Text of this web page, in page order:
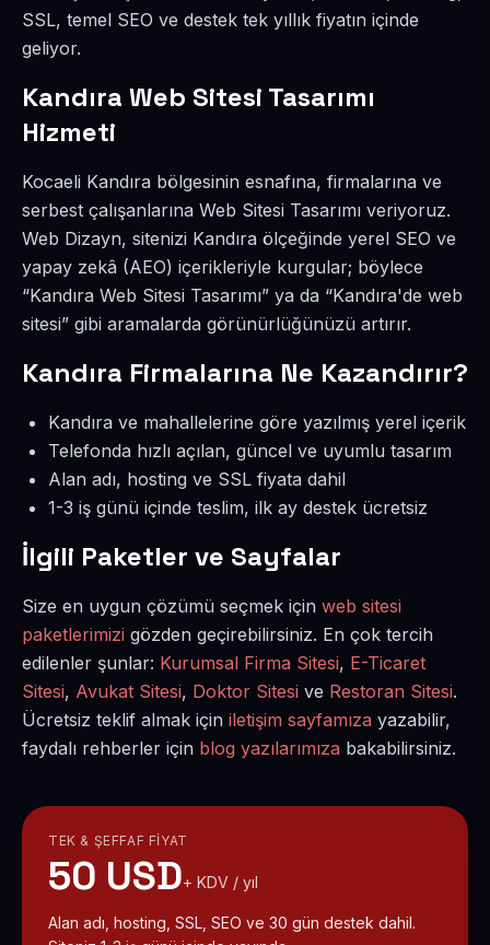
SSL, temel SEO ve destek tek yıllık fiyatın içinde
geliyor.
Kandıra Web Sitesi Tasarımı
Hizmeti
Kocaeli Kandıra bölgesinin esnafına, firmalarına ve
serbest çalışanlarına Web Sitesi Tasarımı veriyoruz.
Web Dizayn, sitenizi Kandıra ölçeğinde yerel SEO ve
yapay zekâ (AEO) içerikleriyle kurgular; böylece
“Kandıra Web Sitesi Tasarımı” ya da “Kandıra'de web
sitesi” gibi aramalarda görünürlüğünüzü artırır.
Kandıra Firmalarına Ne Kazandırır?
Kandıra ve mahallelerine göre yazılmış yerel içerik
Telefonda hızlı açılan, güncel ve uyumlu tasarım
Alan adı, hosting ve SSL fiyata dahil
1-3 iş günü içinde teslim, ilk ay destek ücretsiz
İlgili Paketler ve Sayfalar
Size en uygun çözümü seçmek için web sitesi
paketlerimizi gözden geçirebilirsiniz. En çok tercih
edilenler şunlar: Kurumsal Firma Sitesi, E-Ticaret
Sitesi, Avukat Sitesi, Doktor Sitesi ve Restoran Sitesi.
Ücretsiz teklif almak için iletişim sayfamıza yazabilir,
faydalı rehberler için blog yazılarımıza bakabilirsiniz.
TEK & ŞEFFAF FIYAT
50 USD+ KDV / yıl
Alan adı, hosting, SSL, SEO ve 30 gün destek dahil.